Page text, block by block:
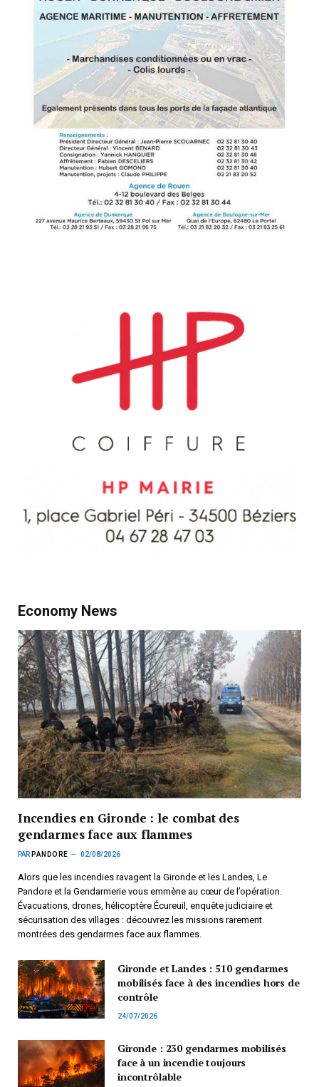
Economy News
Incendies en Gironde : le combat des
gendarmes face aux flammes
PAR PANDORE 02/08/2026
Alors que les incendies ravagent la Gironde et les Landes, Le
Pandore et la Gendarmerie vous emmène au cœur de l’opération.
Évacuations, drones, hélicoptère Écureuil, enquête judiciaire et
sécurisation des villages : découvrez les missions rarement
montrées des gendarmes face aux flammes.
Gironde et Landes : 510 gendarmes
mobilisés face à des incendies hors de
contrôle
24/07/2026
Gironde : 230 gendarmes mobilisés
face à un incendie toujours
incontrôlable